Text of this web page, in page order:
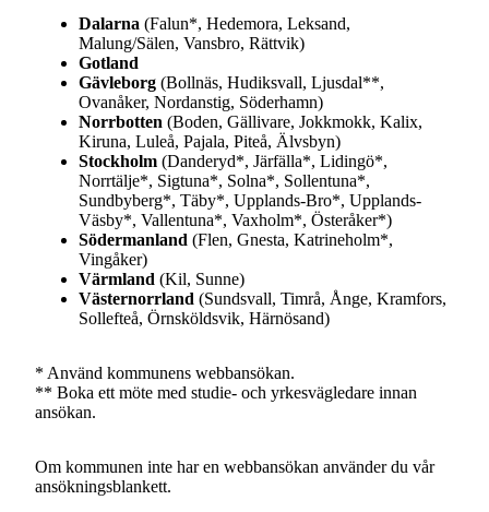
Dalarna (Falun*, Hedemora, Leksand,
Malung/Sälen, Vansbro, Rättvik)
Gotland
Gävleborg (Bollnäs, Hudiksvall, Ljusdal**,
Ovanåker, Nordanstig, Söderhamn)
Norrbotten (Boden, Gällivare, Jokkmokk, Kalix,
Kiruna, Luleå, Pajala, Piteå, Älvsbyn)
Stockholm (Danderyd*, Järfälla*, Lidingö*,
Norrtälje*, Sigtuna*, Solna*, Sollentuna*,
Sundbyberg*, Täby*, Upplands-Bro*, Upplands-
Väsby*, Vallentuna*, Vaxholm*, Österåker*)
Södermanland (Flen, Gnesta, Katrineholm*,
Vingåker)
Värmland (Kil, Sunne)
Västernorrland (Sundsvall, Timrå, Ånge, Kramfors,
Sollefteå, Örnsköldsvik, Härnösand)
* Använd kommunens webbansökan.
** Boka ett möte med studie- och yrkesvägledare innan
ansökan.
Om kommunen inte har en webbansökan använder du vår
ansökningsblankett. ​